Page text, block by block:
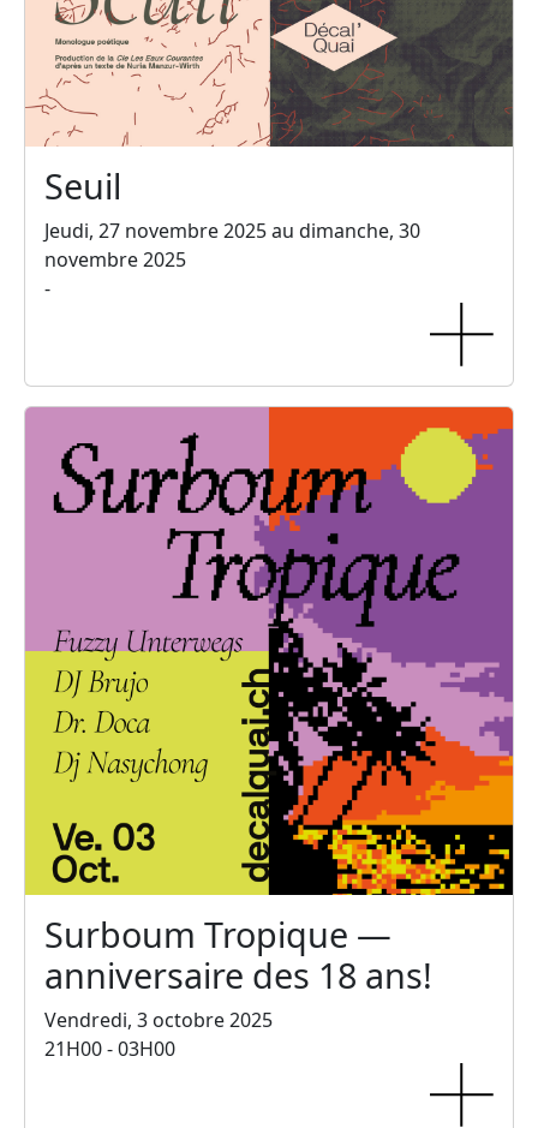
Seuil
Jeudi, 27 novembre 2025 au dimanche, 30
novembre 2025
-
Surboum Tropique —
anniversaire des 18 ans!
Vendredi, 3 octobre 2025
21H00 - 03H00